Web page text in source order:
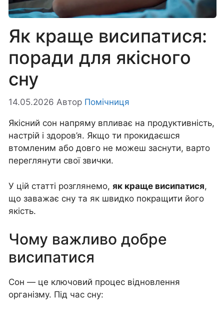
Як краще висипатися:
поради для якісного
сну
14.05.2026 Автор Помічниця
Якісний сон напряму впливає на продуктивність,
настрій і здоров’я. Якщо ти прокидаєшся
втомленим або довго не можеш заснути, варто
переглянути свої звички.
У цій статті розглянемо, як краще висипатися,
що заважає сну та як швидко покращити його
якість.
Чому важливо добре
висипатися
Сон — це ключовий процес відновлення
організму. Під час сну: